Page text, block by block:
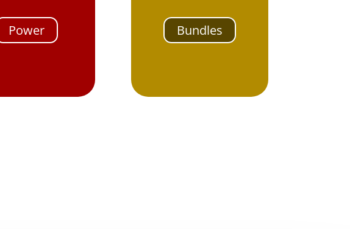
Power Bundles